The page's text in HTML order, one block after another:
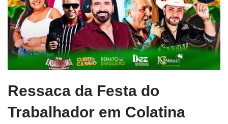
Ressaca da Festa do
Trabalhador em Colatina